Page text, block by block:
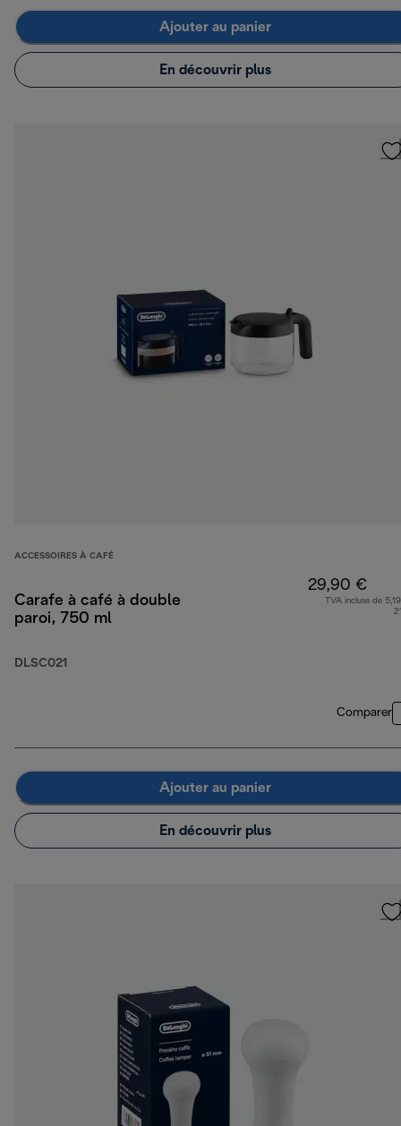
Ajouter au panier
En découvrir plus
ACCESSOIRES À CAFÉ
Carafe à café à double
paroi, 750 ml
DLSC021
29,90 €
TVA incluse de
Comparer
Ajouter au panier
En découvrir plus